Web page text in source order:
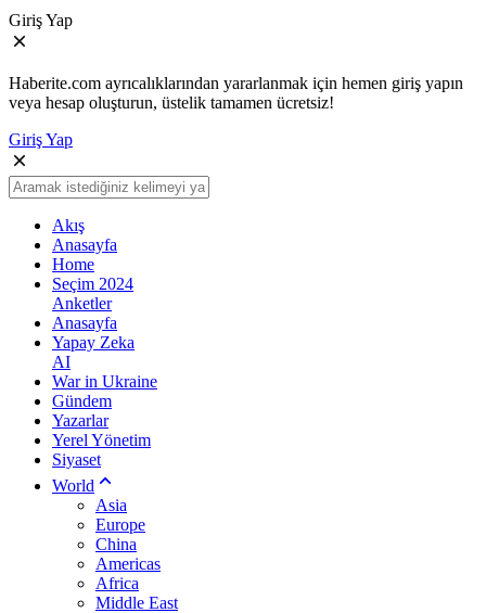
Giriş Yap
Haberite.com ayrıcalıklarından yararlanmak için hemen giriş yapın
veya hesap oluşturun, üstelik tamamen ücretsiz!
Giriş Yap
Akış
Anasayfa
Home
Seçim 2024
Anketler
Anasayfa
Yapay Zeka
AI
War in Ukraine
Gündem
Yazarlar
Yerel Yönetim
Siyaset
World
Asia
Europe
China
Americas
Africa
Middle East